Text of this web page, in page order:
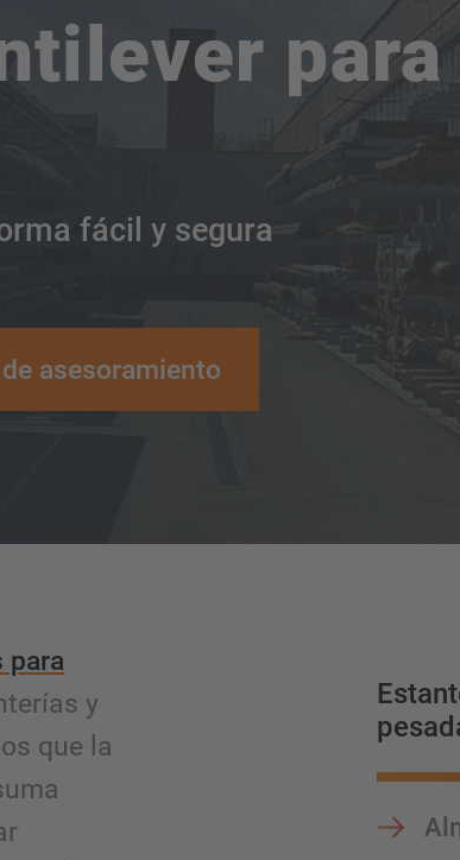
fácil y segura
asesoramiento
para
y
que la